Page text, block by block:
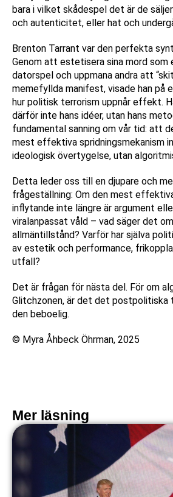
bara i vilket skådespel det är de
och autenticitet, eller hat och
Brenton Tarrant var den perfekta
Genom att estetisera sina mord
datorspel och uppmana andra att
memefyllda manifest, visade han på
hur politisk terrorism uppnår effekt.
därför inte hans idéer, utan hans
fundamental sanning om vår tid: att
mest effektiva spridningsmekanism
ideologisk övertygelse, utan
Detta leder oss till en djupare och
frågeställning: Om den mest
inflytande inte längre är argument
viralanpassat våld – vad säger det
allmäntillstånd? Varför har själva
av estetik och performance,
utfall?
Det är frågan för nästa del. För om
Glitchzonen, är det det
den beboelig.
© Myra Åhbeck Öhrman, 2025
Mer läsning